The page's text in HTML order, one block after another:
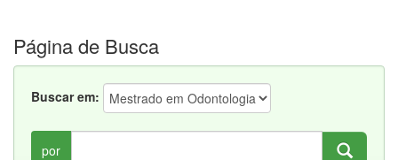
Página de Busca
Buscar em:
por